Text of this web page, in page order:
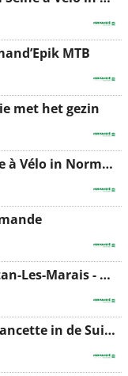
MTB
met het gezin
Pont-l’Évêque > Deauville - La Seine à Vélo in Normandië
Saint-Sauveur-le-Vicomte > Carentan-Les-Marais - Rondje Cotentin
Caen > Thury-Harcourt - La Vélo Francette in de Suisse Normande